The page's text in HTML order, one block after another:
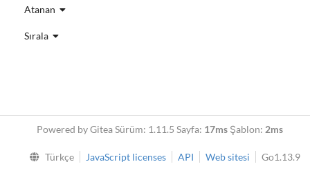
Atanan
Sırala
Powered by Gitea Sürüm: 1.11.5 Sayfa: 17ms Şablon: 2ms
Türkçe JavaScript licenses API Web sitesi Go1.13.9